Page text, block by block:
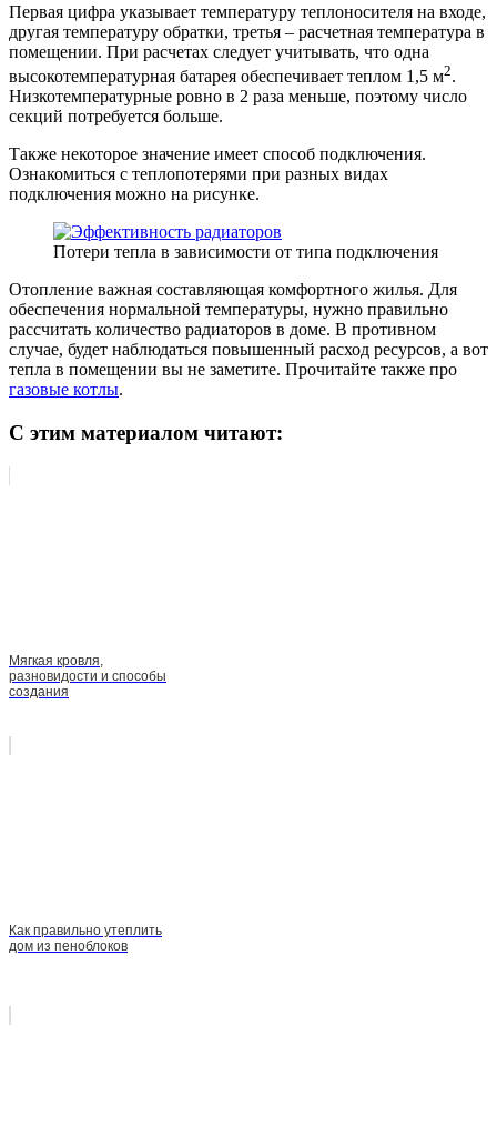
Первая цифра указывает температуру теплоносителя на входе,
другая температуру обратки, третья – расчетная температура в
помещении. При расчетах следует учитывать, что одна
высокотемпературная батарея обеспечивает теплом 1,5 м2.
Низкотемпературные ровно в 2 раза меньше, поэтому число
секций потребуется больше.
Также некоторое значение имеет способ подключения.
Ознакомиться с теплопотерями при разных видах
подключения можно на рисунке.
Потери тепла в зависимости от типа подключения
Отопление важная составляющая комфортного жилья. Для
обеспечения нормальной температуры, нужно правильно
рассчитать количество радиаторов в доме. В противном
случае, будет наблюдаться повышенный расход ресурсов, а вот
тепла в помещении вы не заметите. Прочитайте также про
газовые котлы.
С этим материалом читают:
Мягкая кровля,
разновидости и способы
создания
Как правильно утеплить
дом из пеноблоков